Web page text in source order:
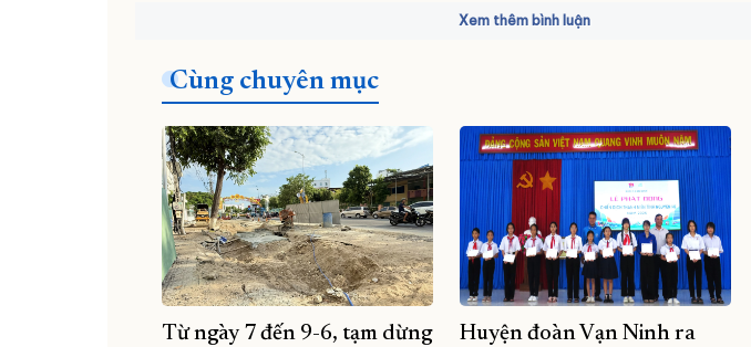
Xem thêm bình luận
Cùng chuyên mục
Từ ngày 7 đến 9-6, tạm dừng
Huyện đoàn Vạn Ninh ra